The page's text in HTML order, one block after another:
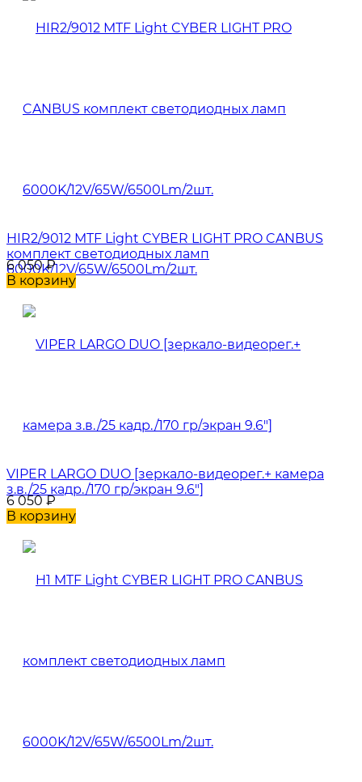
HIR2/9012 MTF Light CYBER LIGHT PRO CANBUS
комплект светодиодных ламп
6000K/12V/65W/6500Lm/2шт.
6 050₽
В корзину
VIPER LARGO DUO [зеркало-видеорег.+ камера
з.в./25 кадр./170 гр/экран 9.6"]
6 050₽
В корзину